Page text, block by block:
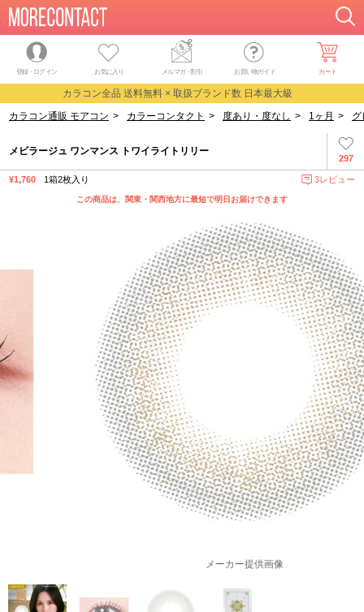
登録・ログイン お気に入り メルマガ・割引 お買い物ガイド カート
カラコン全品 送料無料 × 取扱ブランド数 日本最大級
カラコン通販 モアコン > カラーコンタクト > 度あり・度なし > 1ヶ月 > グ
297
メビラージュ ワンマンス トワイライトリリー
¥1,760 1箱2枚入り 3レビュー
この商品は、関東・関西地方に最短で明日お届けできます
メーカー提供画像